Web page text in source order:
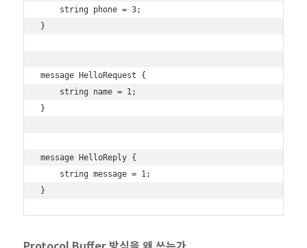
    string phone = 3;
}
message HelloRequest {
    string name = 1;
}
message HelloReply {
    string message = 1;